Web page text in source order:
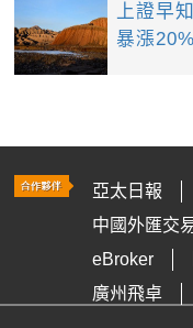
上證早
暴漲
亞太日報
中國外匯交
eBroker
廣州飛卓